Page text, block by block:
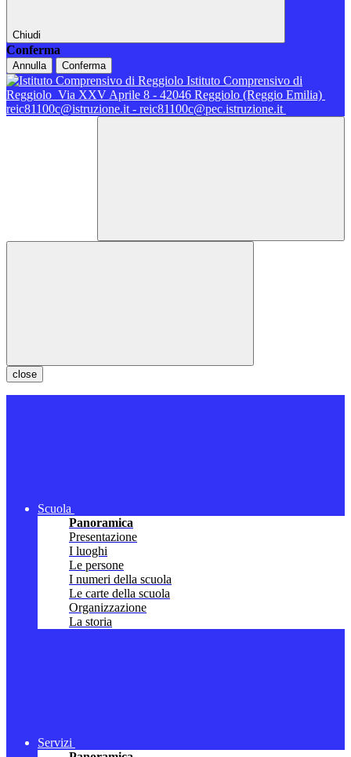
Chiudi
Conferma
Annulla Conferma
Istituto Comprensivo di
Reggiolo Via XXV Aprile 8 - 42046 Reggiolo (Reggio Emilia)
reic81100c@istruzione.it - reic81100c@pec.istruzione.it
close
Scuola
Panoramica
Presentazione
I luoghi
Le persone
I numeri della scuola
Le carte della scuola
Organizzazione
La storia
Servizi